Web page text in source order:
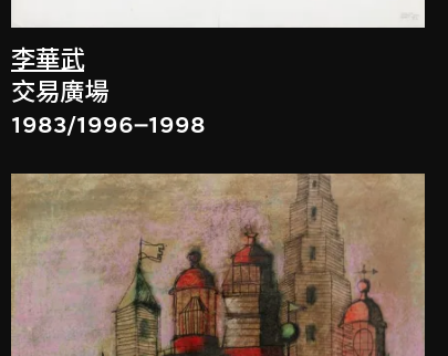
李華武
交易廣場
1983/1996–1998